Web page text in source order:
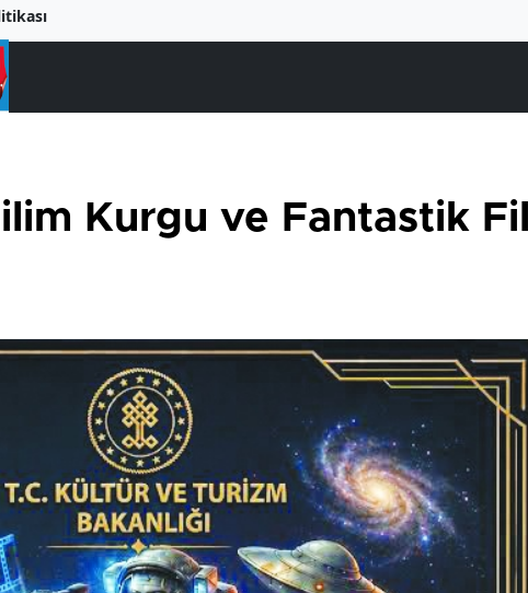
Kurgu ve Fantastik
Birçok uyku hastalığının
En ucuz sigara 120